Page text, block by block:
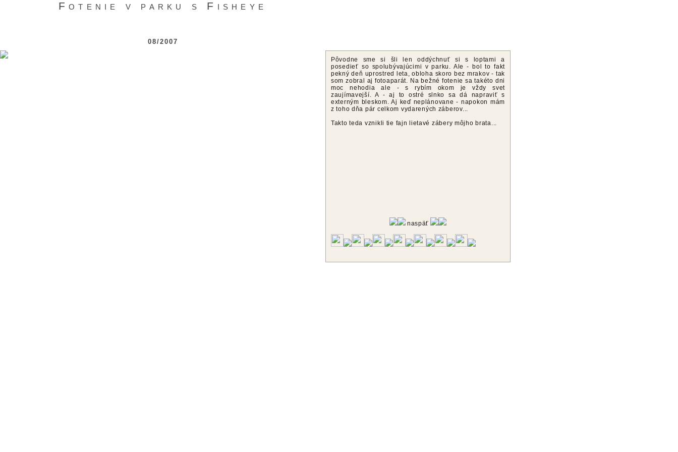
Pôvodne sme si šli len oddýchnuť si s loptami a
posedieť so spolubývajúcimi v parku. Ale - bol to fakt
pekný deň uprostred leta, obloha skoro bez mrakov - tak
som zobral aj fotoaparát. Na bežné fotenie sa takéto dni
moc nehodia ale - s rybím okom je vždy svet
zaujímavejší. A - aj to ostré slnko sa dá napraviť s
externým bleskom. Aj keď neplánovane - napokon mám
z toho dňa pár celkom vydarených záberov...
Takto teda vznikli tie fajn lietavé zábery môjho brata...
naspäť
Fotenie v parku s Fisheye
08/2007